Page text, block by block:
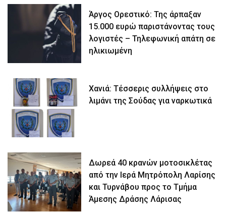
Άργος Ορεστικό: Της άρπαξαν
15.000 ευρώ παριστάνοντας τους
λογιστές – Τηλεφωνική απάτη σε
ηλικιωμένη
Χανιά: Τέσσερις συλλήψεις στο
λιμάνι της Σούδας για ναρκωτικά
Δωρεά 40 κρανών μοτοσικλέτας
από την Ιερά Μητρόπολη Λαρίσης
και Τυρνάβου προς το Τμήμα
Άμεσης Δράσης Λάρισας